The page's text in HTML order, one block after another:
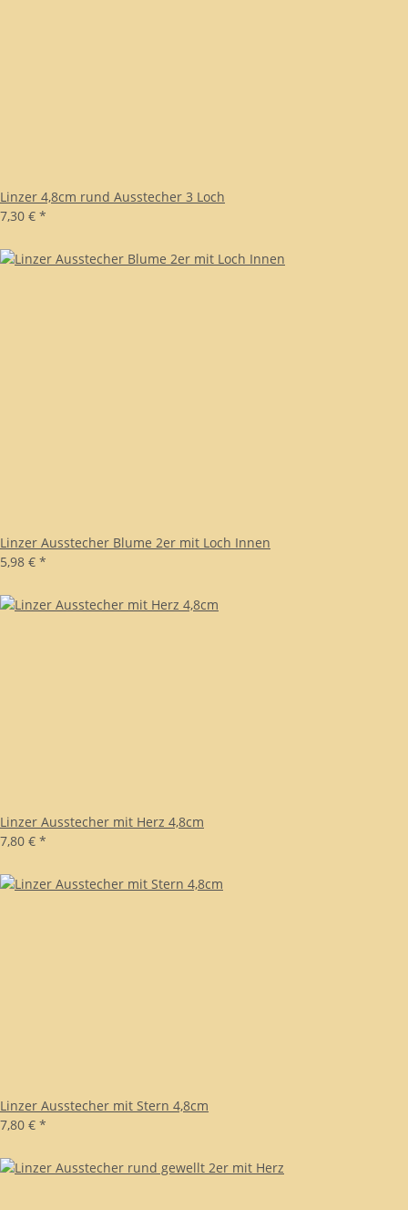
Linzer 4,8cm rund Ausstecher 3 Loch
7,30 € *
Linzer Ausstecher Blume 2er mit Loch Innen
5,98 € *
Linzer Ausstecher mit Herz 4,8cm
7,80 € *
Linzer Ausstecher mit Stern 4,8cm
7,80 € *